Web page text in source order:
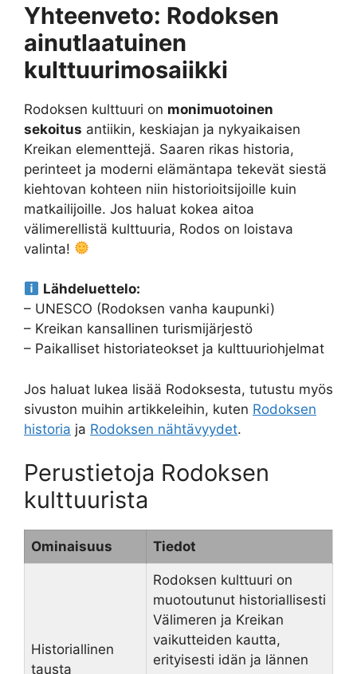
Yhteenveto: Rodoksen
ainutlaatuinen
kulttuurimosaiikki
Rodoksen kulttuuri on monimuotoinen
sekoitus antiikin, keskiajan ja nykyaikaisen
Kreikan elementtejä. Saaren rikas historia,
perinteet ja moderni elämäntapa tekevät siestä
kiehtovan kohteen niin historioitsijoille kuin
matkailijoille. Jos haluat kokea aitoa
välimerellistä kulttuuria, Rodos on loistava
valinta!
Lähdeluettelo:
– UNESCO (Rodoksen vanha kaupunki)
– Kreikan kansallinen turismijärjestö
– Paikalliset historiateokset ja kulttuuriohjelmat
Jos haluat lukea lisää Rodoksesta, tutustu myös
sivuston muihin artikkeleihin, kuten Rodoksen
historia ja Rodoksen nähtävyydet.
Perustietoja Rodoksen
kulttuurista
Ominaisuus Tiedot
Historiallinen
tausta
Rodoksen kulttuuri on
muotoutunut historiallisesti
Välimeren ja Kreikan
vaikutteiden kautta,
erityisesti idän ja lännen